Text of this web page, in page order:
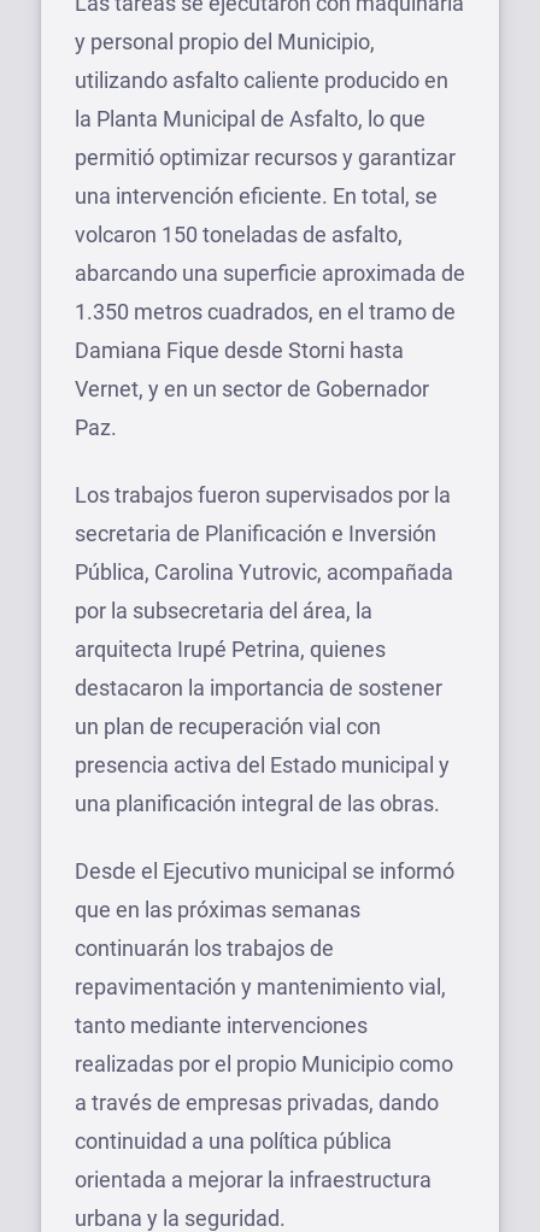
y personal propio del Municipio,
utilizando asfalto caliente producido en
la Planta Municipal de Asfalto, lo que
permitió optimizar recursos y garantizar
una intervención eficiente. En total, se
volcaron 150 toneladas de asfalto,
abarcando una superficie aproximada de
1.350 metros cuadrados, en el tramo de
Damiana Fique desde Storni hasta
Vernet, y en un sector de Gobernador
Paz.
Los trabajos fueron supervisados por la
secretaria de Planificación e Inversión
Pública, Carolina Yutrovic, acompañada
por la subsecretaria del área, la
arquitecta Irupé Petrina, quienes
destacaron la importancia de sostener
un plan de recuperación vial con
presencia activa del Estado municipal y
una planificación integral de las obras.
Desde el Ejecutivo municipal se informó
que en las próximas semanas
continuarán los trabajos de
repavimentación y mantenimiento vial,
tanto mediante intervenciones
realizadas por el propio Municipio como
a través de empresas privadas, dando
continuidad a una política pública
orientada a mejorar la infraestructura
urbana y la seguridad.